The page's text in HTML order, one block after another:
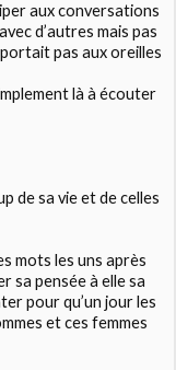
aux conversations
d’autres mais pas
pas aux oreilles
là à écouter
de sa vie et de celles
mots les uns après
sa pensée à elle sa
pour qu’un jour les
et ces femmes